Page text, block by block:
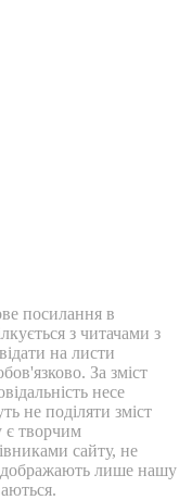
посилання в
з читачами з
на листи
За зміст
несе
не поділяти зміст
є творчим
сайту, не
лише нашу